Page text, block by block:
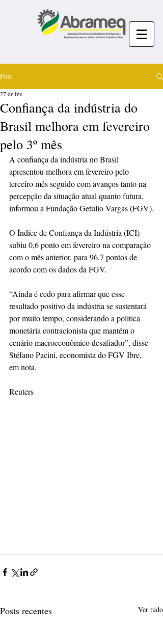
Post
Confiança da indústria do
Brasil melhora em fevereiro
pelo 3º mês
27 de fev.
A ⁠confiança da indústria no Brasil
⁠apresentou melhora em fevereiro pelo
terceiro mês seguido com avanços tanto na
percepção da situação atual quanto futura,
informou a Fundação Getulio Vargas (FGV).
O Índice de Confiança da Indústria (ICI)
subiu 0,6 ponto em fevereiro na comparação
com o mês anterior, para 96,7 pontos de
acordo com os dados da ⁠FGV.
“Ainda é cedo para afirmar que esse
⁠resultado positivo da indústria se sustentará
por muito tempo, considerando a política
monetária contracionista que mantém o
cenário macroeconômico desafiador”, disse
Stéfano Pacini, economista do FGV Ibre,
em nota.
Reuters
Posts recentes Ver tudo